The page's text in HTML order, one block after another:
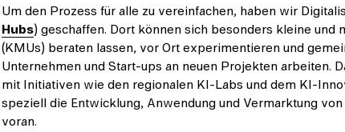
Um den Prozess für alle zu vereinfachen, haben wir
Hubs) geschaffen. Dort können sich besonders kleine und
(KMUs) beraten lassen, vor Ort experimentieren und
Unternehmen und Start-ups an neuen Projekten arbeiten.
mit Initiativen wie den regionalen KI-Labs und dem KI-
speziell die Entwicklung, Anwendung und Vermarktung
voran.